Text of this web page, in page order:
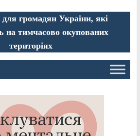
громадян України, які
на тимчасово окупованих
територіях